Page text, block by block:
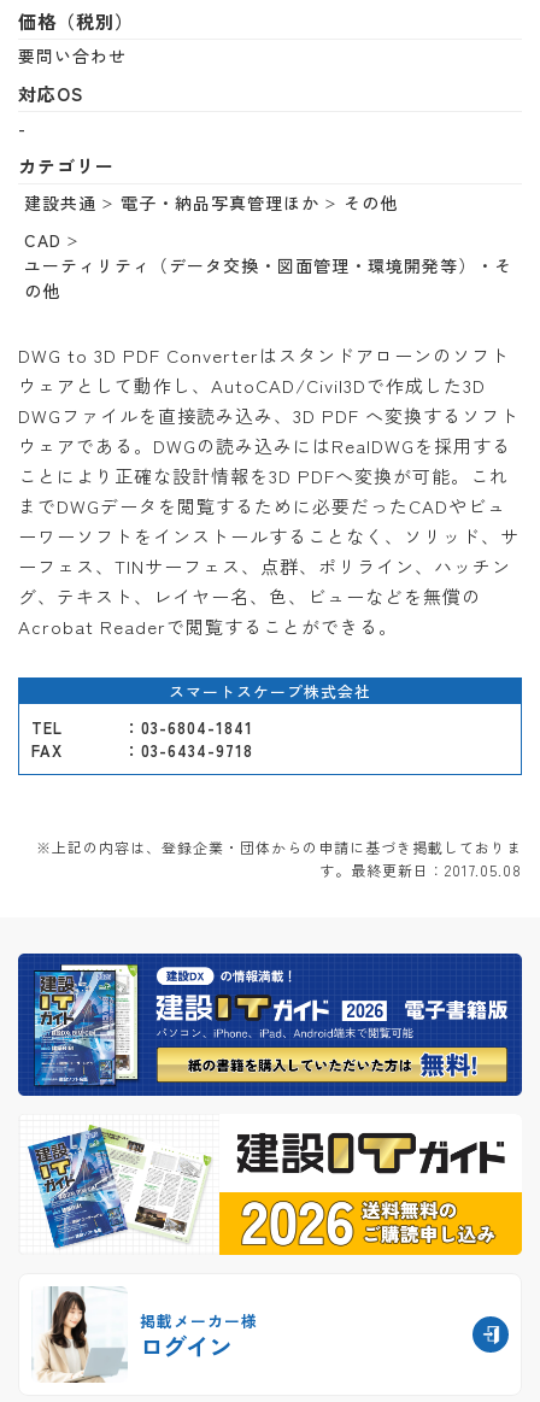
価格（税別）
要問い合わせ
対応OS
-
カテゴリー
建設共通 電子・納品写真管理ほか
その他
CAD
ユーティリティ（データ交換・図面管理・環境開発等）・そ
の他
DWG to 3D PDF Converterはスタンドアローンのソフト
ウェアとして動作し、AutoCAD/Civil3Dで作成した3D
DWGファイルを直接読み込み、3D PDF へ変換するソフト
ウェアである。DWGの読み込みにはRealDWGを採用する
ことにより正確な設計情報を3D PDFへ変換が可能。これ
までDWGデータを閲覧するために必要だったCADやビュ
ーワーソフトをインストールすることなく、ソリッド、サ
ーフェス、TINサーフェス、点群、ポリライン、ハッチン
グ、テキスト、レイヤー名、色、ビューなどを無償の
Acrobat Readerで閲覧することができる。
スマートスケープ株式会社
TEL
：03-6804-1841
FAX
：03-6434-9718
※上記の内容は、登録企業・団体からの申請に基づき掲載しておりま
す。最終更新日：2017.05.08
掲載メーカー様
ログイン